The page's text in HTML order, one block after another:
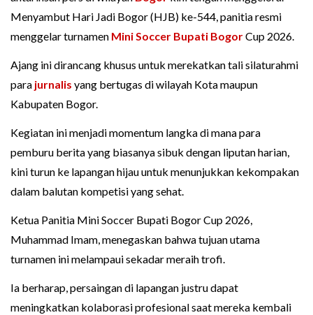
Menyambut Hari Jadi Bogor (HJB) ke-544, panitia resmi
menggelar turnamen Mini Soccer Bupati BogorCup 2026.
Ajang ini dirancang khusus untuk merekatkan tali silaturahmi
para jurnalis yang bertugas di wilayah Kota maupun
Kabupaten Bogor.
Kegiatan ini menjadi momentum langka di mana para
pemburu berita yang biasanya sibuk dengan liputan harian,
kini turun ke lapangan hijau untuk menunjukkan kekompakan
dalam balutan kompetisi yang sehat.
Ketua Panitia Mini Soccer Bupati Bogor Cup 2026,
Muhammad Imam, menegaskan bahwa tujuan utama
turnamen ini melampaui sekadar meraih trofi.
Ia berharap, persaingan di lapangan justru dapat
meningkatkan kolaborasi profesional saat mereka kembali